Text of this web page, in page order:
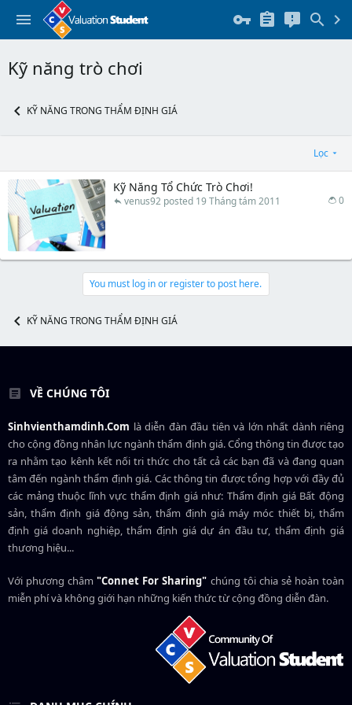
Kỹ năng trò chơi
KỸ NĂNG TRONG THẨM ĐỊNH GIÁ
Lọc
Kỹ Năng Tổ Chức Trò Chơi!
0
19 Tháng tám 2011
venus92
You must log in or register to post here.
KỸ NĂNG TRONG THẨM ĐỊNH GIÁ
VỀ CHÚNG TÔI
Sinhvienthamdinh.Com là diễn đàn đầu tiên và lớn nhất dành riêng
cho cộng đồng nhân lực ngànhthẩm định giá. Cổng thông tin được tạo
ra nhằm tạo kênh kết nối tri thức cho tất cả các bạn đã và đang quan
tâm đến ngành thẩm định giá. Các thông tin được tổng hợp với đầy đủ
các mảng thuộc lĩnh vực thẩm định giá như: Thẩm định giá Bất động
sản, thẩm định giá động sản, thẩm định giá máy móc thiết bị, thẩm
định giá doanh nghiệp, thẩm định giá dự án đầu tư, thẩm định giá
thương hiệu...
Với phương châm"Connet For Sharing" chúng tôi chia sẻ hoàn toàn
miễn phí và không giới hạn những kiến thức từ cộng đồng diễn đàn.